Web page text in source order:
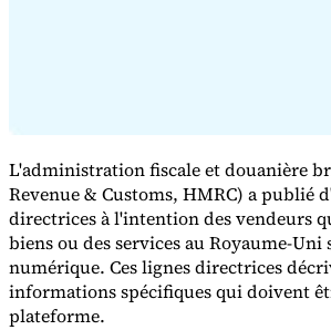
L'administration fiscale et douanière
Revenue & Customs, HMRC) a publié
directrices à l'intention des vendeurs
biens ou des services au Royaume-
numérique. Ces lignes directrices
informations spécifiques qui doivent
plateforme.